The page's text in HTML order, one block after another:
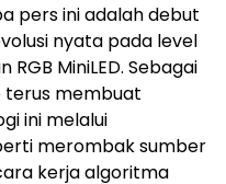
pers ini adalah debut
nyata pada level
MiniLED. Sebagai
terus membuat
ini melalui
merombak sumber
kerja algoritma